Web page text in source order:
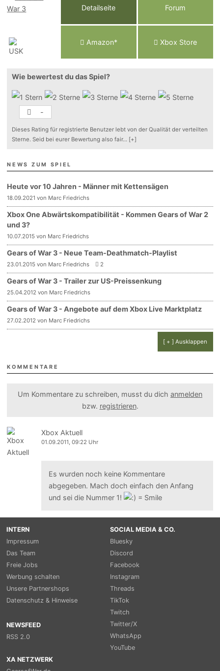
Detailseite Forum
Amazon* Xbox Store
Wie bewertest du das Spiel?
-
Dieses Rating für registrierte Benutzer lebt von der Qualität der verteilten
Sterne. Seid bei eurer Bewertung also fair... [+]
NEWS ZUM SPIEL
Heute vor 10 Jahren - Männer mit Kettensägen
18.09.2021 von Marc Friedrichs
Xbox One Abwärtskompatibilität - Kommen Gears of War 2
und 3?
10.07.2015 von Marc Friedrichs
Gears of War 3 - Neue Team-Deathmatch-Playlist
23.01.2015 von Marc Friedrichs 2
Gears of War 3 - Trailer zur US-Preissenkung
25.04.2012 von Marc Friedrichs
Gears of War 3 - Angebote auf dem Xbox Live Marktplatz
27.02.2012 von Marc Friedrichs
[ + ] Ausklappen
KOMMENTARE
Um Kommentare zu schreiben, musst du dich anmelden
bzw. registrieren.
Xbox Aktuell
01.09.2011, 09:22 Uhr
Es wurden noch keine Kommentare
abgegeben. Mach doch einfach den Anfang
und sei die Nummer 1!
INTERN
Impressum
Das Team
Freie Jobs
Werbung schalten
Unsere Partnershops
Datenschutz & Hinweise
NEWSFEED
RSS 2.0
SOCIAL MEDIA & CO.
Bluesky
Discord
Facebook
Instagram
Threads
TikTok
Twitch
Twitter/X
WhatsApp
YouTube
XA NETZWERK